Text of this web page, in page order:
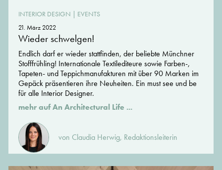
INTERIOR DESIGN | EVENTS
21. März 2022
Wieder schwelgen!
Endlich darf er wieder stattfinden, der beliebte Münchner
Stofffrühling! Internationale Textilediteure sowie Farben-,
Tapeten- und Teppichmanufakturen mit über 90 Marken im
Gepäck präsentieren ihre Neuheiten. Ein must see und be
für alle Interior Designer.
mehr auf An Architectural Life ...
von Claudia Herwig, Redaktionsleiterin